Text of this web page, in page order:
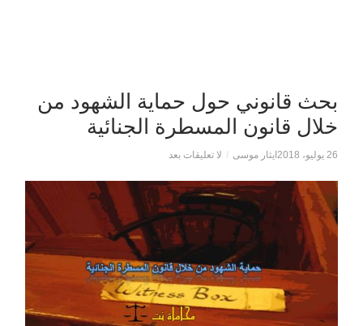
بحث قانوني حول حماية الشهود من
خلال قانون المسطرة الجنائية
26 يوليو، 2018 ايثار موسى / لا تعليقات بعد